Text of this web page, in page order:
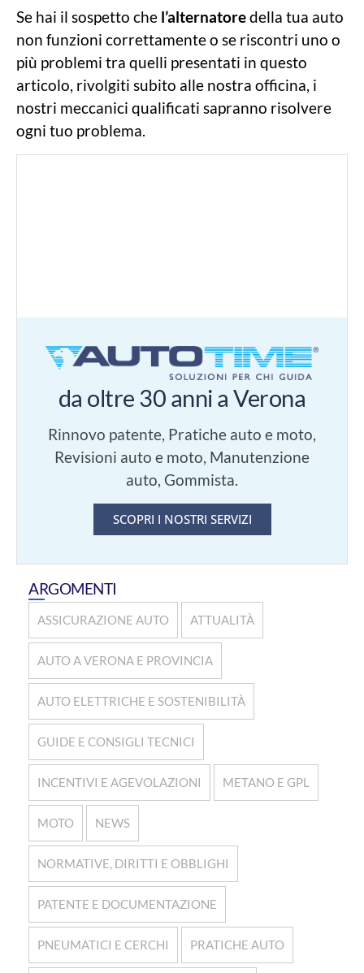
Se hai il sospetto che l’alternatoredella tua auto
non funzioni correttamente o se riscontri uno o
più problemi tra quelli presentati in questo
articolo, rivolgiti subito alle nostra officina, i
nostri meccanici qualificati sapranno risolvere
ogni tuo problema.
da oltre 30 anni a Verona
Rinnovo patente, Pratiche auto e moto,
Revisioni auto e moto, Manutenzione
auto, Gommista.
SCOPRI I NOSTRI SERVIZI
ARGOMENTI
ASSICURAZIONE AUTO ATTUALITÀ
AUTO A VERONA E PROVINCIA
AUTO ELETTRICHE E SOSTENIBILITÀ
GUIDE E CONSIGLI TECNICI
INCENTIVI E AGEVOLAZIONI METANO E GPL
MOTO NEWS
NORMATIVE, DIRITTI E OBBLIGHI
PATENTE E DOCUMENTAZIONE
PNEUMATICI E CERCHI PRATICHE AUTO